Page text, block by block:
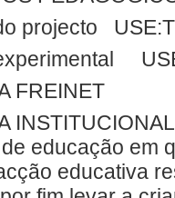
projecto
FREINET
INSTITUCIONAL
educação em
educativa